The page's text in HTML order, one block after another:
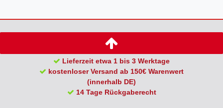
Lieferzeit etwa 1 bis 3 Werktage
kostenloser Versand ab 150€ Warenwert
(innerhalb DE)
14 Tage Rückgaberecht